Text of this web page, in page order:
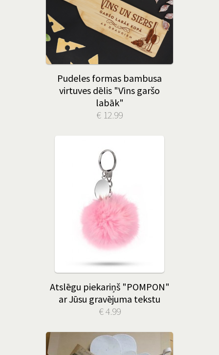
Pudeles formas bambusa
virtuves dēlis "Vīns garšo
labāk"
€ 12.99
Atslēgu piekariņš "POMPON"
ar Jūsu gravējuma tekstu
€ 4.99